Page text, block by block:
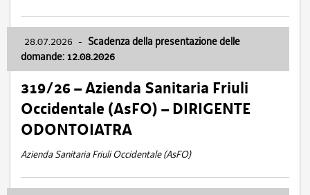
28.07.2026 - Scadenza della presentazione delle
domande: 12.08.2026
319/26 – Azienda Sanitaria Friuli
Occidentale (AsFO) – DIRIGENTE
ODONTOIATRA
Azienda Sanitaria Friuli Occidentale (AsFO)